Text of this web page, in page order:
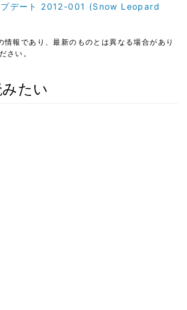
プデート 2012-001 (Snow Leopard
情報であり、最新のものとは異なる場合があり
さい。
たい